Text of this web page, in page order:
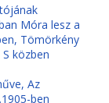
Móra lesz a
Tömörkény
közben
Az
ben